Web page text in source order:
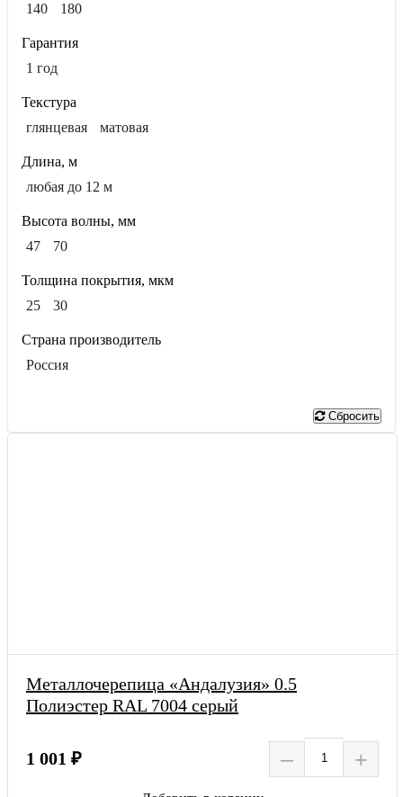
140
180
Гарантия
1 год
Текстура
глянцевая
матовая
Длина, м
любая до 12 м
Высота волны, мм
47
70
Толщина покрытия, мкм
25
30
Страна производитель
Россия
Сбросить
Металлочерепица «Андалузия» 0.5
Полиэстер RAL 7004 серый
1 001 ₽ – +